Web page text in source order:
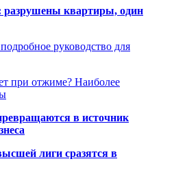
разрушены квартиры, один
руководство для
при отжиме? Наиболее
в источник
лиги сразятся в